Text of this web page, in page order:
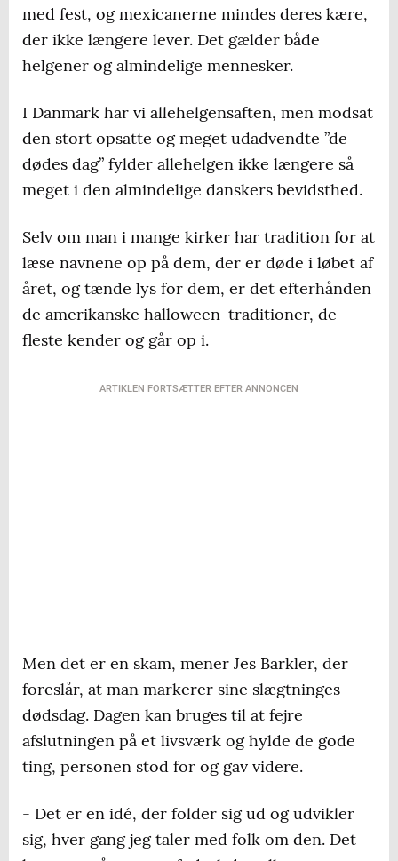
med fest, og mexicanerne mindes deres kære,
der ikke længere lever. Det gælder både
helgener og almindelige mennesker.
I Danmark har vi allehelgensaften, men modsat
den stort opsatte og meget udadvendte ”de
dødes dag” fylder allehelgen ikke længere så
meget i den almindelige danskers bevidsthed.
Selv om man i mange kirker har tradition for at
læse navnene op på dem, der er døde i løbet af
året, og tænde lys for dem, er det efterhånden
de amerikanske halloween-traditioner, de
fleste kender og går op i.
ARTIKLEN FORTSÆTTER EFTER ANNONCEN
Men det er en skam, mener Jes Barkler, der
foreslår, at man markerer sine slægtninges
dødsdag. Dagen kan bruges til at fejre
afslutningen på et livsværk og hylde de gode
ting, personen stod for og gav videre.
- Det er en idé, der folder sig ud og udvikler
sig, hver gang jeg taler med folk om den. Det